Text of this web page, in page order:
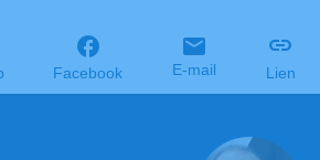
Facebook E-mail Lien